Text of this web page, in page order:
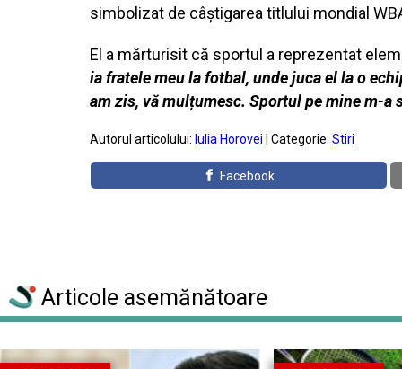
simbolizat de câștigarea titlului mondial
El a mărturisit că sportul a reprezentat
ia fratele meu la fotbal, unde juca el la o
am zis, vă mulțumesc. Sportul pe mine m-a
Autorul articolului: Iulia Horovei | Categorie: Stiri
Facebook
Articole asemănătoare